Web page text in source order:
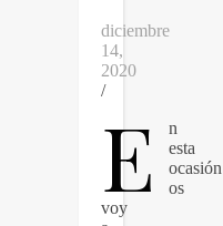
diciembre
14,
2020
/
E
n
esta
ocasión
os
voy